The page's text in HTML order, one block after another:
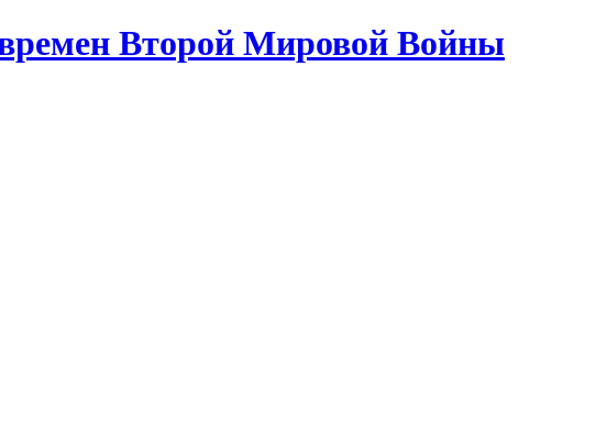
времен Второй Мировой Войны